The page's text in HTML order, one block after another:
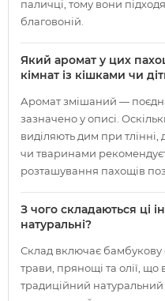
паличці, тому вони
благовоній.
Який аромат у цих
кімнат із кішками чи
Аромат змішаний —
зазначено у описі.
виділяють дим при
чи тваринами
розташування пахощів
З чого складаються ці
натуральні?
Склад включає бамбукову
трави, прянощі та олії, що
традиційний натуральний